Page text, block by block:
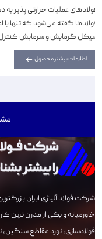
فولاد‌های عملیات حرارتی پذیر به
فولادها گفته می‌شود که تنها با
سیکل گرمایش و سرمایش
(بدون اعمال تغییرات در ترکیب
تغییرات فازی، ساختاری و تغییرات...
اطلاعات بیشتر محصول
شرکت فــولاد
را بیشتر
شرکت فولاد آلیاژی ایران
خاورمیانه و یکی از مدرن ترین
فولادسازی، نورد مقاطع